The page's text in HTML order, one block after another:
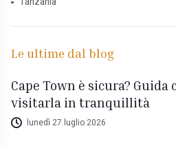
Le ultime dal blog
Cape Town è sicura?
visitarla in tranquillità
lunedì 27 luglio 2026